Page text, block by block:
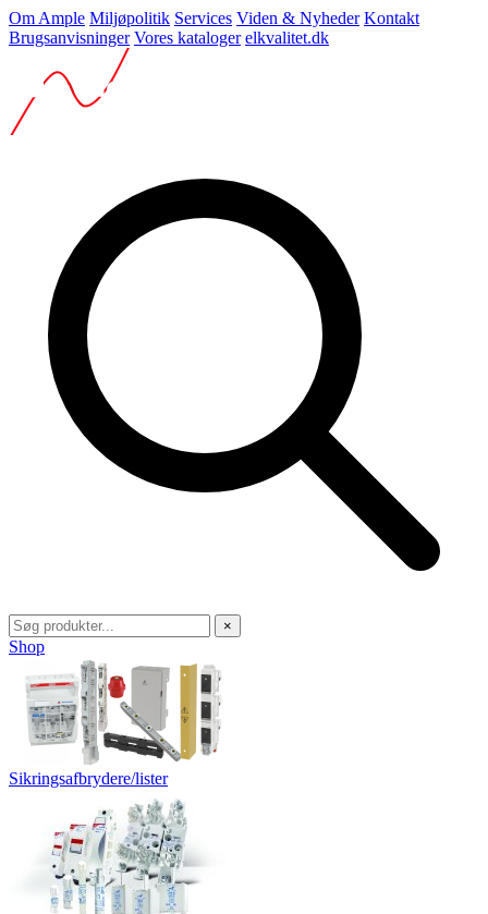
Om Ample Miljøpolitik Services Viden & Nyheder Kontakt
Brugsanvisninger Vores kataloger elkvalitet.dk
×
Shop
Sikringsafbrydere/lister